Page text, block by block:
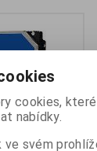
cookies,
nabídky.
svém